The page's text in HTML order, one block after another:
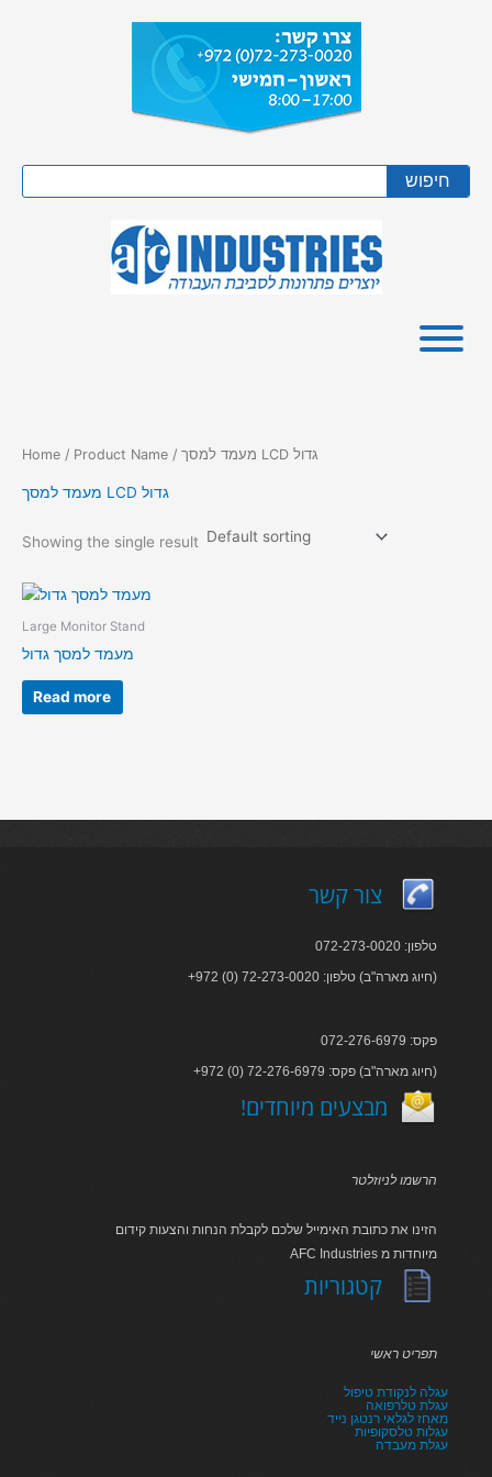
חיפוש
Home / Product Name / מעמד למסך LCD גדול
מעמד למסך LCD גדול
Showing the single result
Large Monitor Stand
מעמד למסך גדול
Read more
צור קשר
טלפון: 072-273-0020
+972 (0) 72-273-0020 :חיוג מארה"ב) טלפון)
פקס: 072-276-6979
+972 (0) 72-276-6979 :חיוג מארה"ב) פקס)
!מבצעים מיוחדים
הרשמו לניוזלטר
הזינו את כתובת האימייל שלכם לקבלת הנחות והצעות קידום
AFC Industries מיוחדות מ
קטגוריות
תפריט ראשי
עגלה לנקודת טיפול
עגלת טלרפואה
מאחז לגלאי רנטגן נייד
עגלות טלסקופיות
עגלת מעבדה